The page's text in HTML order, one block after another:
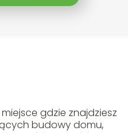
gdzie znajdziesz
budowy domu,